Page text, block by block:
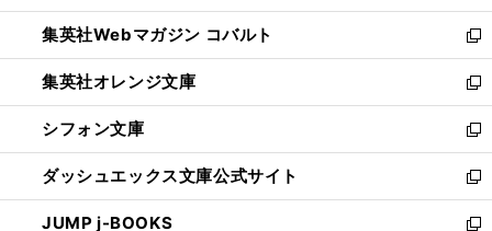
開
く
ウ
で
開
く
ン
ド
ウ
で
開
く
ウ
ィ
ン
ド
ウ
で
開
く
集英社Webマガジン コバルト
新
し
い
ウ
ィ
ン
ド
ウ
で
集英社オレンジ文庫
新
し
い
ウ
ィ
ン
ド
シフォン文庫
新
し
い
ウ
ィ
ダッシュエックス文庫公式サイト
新
し
い
JUMP j-BOOKS